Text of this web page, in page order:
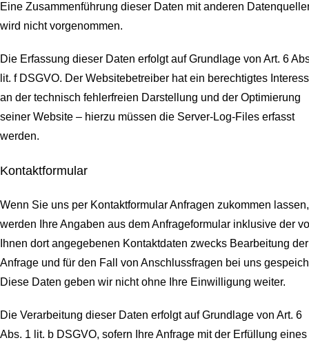
Eine Zusammenführung dieser Daten mit anderen
wird nicht vorgenommen.
Die Erfassung dieser Daten erfolgt auf Grundlage von Art. 6
lit. f DSGVO. Der Websitebetreiber hat ein berechtigtes
an der technisch fehlerfreien Darstellung und der Optimierung
seiner Website – hierzu müssen die Server-Log-Files erfasst
werden.
Kontaktformular
Wenn Sie uns per Kontaktformular Anfragen zukommen lassen,
werden Ihre Angaben aus dem Anfrageformular inklusive der
Ihnen dort angegebenen Kontaktdaten zwecks Bearbeitung der
Anfrage und für den Fall von Anschlussfragen bei uns
Diese Daten geben wir nicht ohne Ihre Einwilligung weiter.
Die Verarbeitung dieser Daten erfolgt auf Grundlage von Art. 6
Abs. 1 lit. b DSGVO, sofern Ihre Anfrage mit der Erfüllung eines